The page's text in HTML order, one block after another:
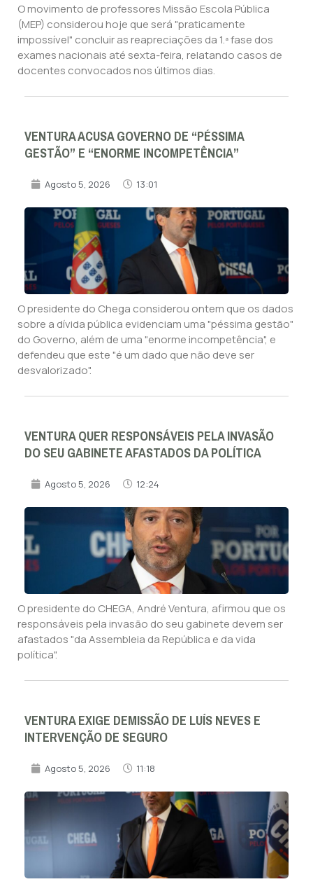
O movimento de professores Missão Escola Pública
(MEP) considerou hoje que será "praticamente
impossível" concluir as reapreciações da 1.ª fase dos
exames nacionais até sexta-feira, relatando casos de
docentes convocados nos últimos dias.
VENTURA ACUSA GOVERNO DE “PÉSSIMA
GESTÃO” E “ENORME INCOMPETÊNCIA”
Agosto 5, 2026 13:01
O presidente do Chega considerou ontem que os dados
sobre a dívida pública evidenciam uma "péssima gestão"
do Governo, além de uma "enorme incompetência", e
defendeu que este "é um dado que não deve ser
desvalorizado".
VENTURA QUER RESPONSÁVEIS PELA INVASÃO
DO SEU GABINETE AFASTADOS DA POLÍTICA
Agosto 5, 2026 12:24
O presidente do CHEGA, André Ventura, afirmou que os
responsáveis pela invasão do seu gabinete devem ser
afastados "da Assembleia da República e da vida
política".
VENTURA EXIGE DEMISSÃO DE LUÍS NEVES E
INTERVENÇÃO DE SEGURO
Agosto 5, 2026 11:18